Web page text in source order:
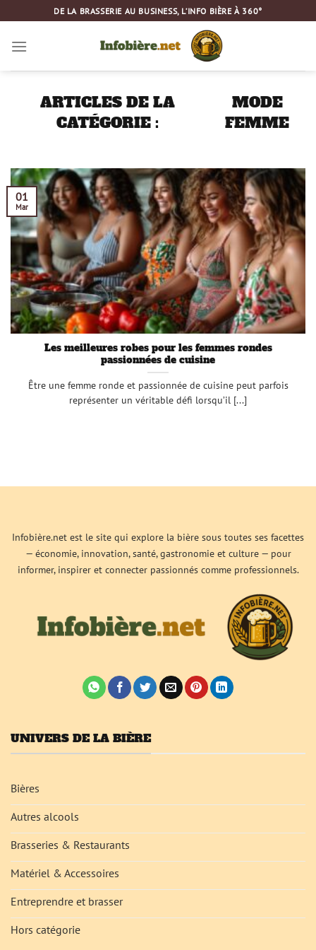
au
contenu
DE LA BRASSERIE AU BUSINESS, L’INFO BIÈRE À 360°
MODE
FEMME
Les meilleures robes pour les femmes rondes
passionnées de cuisine
Être une femme ronde et passionnée de cuisine peut parfois
représenter un véritable défi lorsqu’il [...]
01
Mar
Infobière.net est le site qui explore la bière sous toutes ses facettes
— économie, innovation, santé, gastronomie et culture — pour
informer, inspirer et connecter passionnés comme professionnels.
UNIVERS DE LA BIÈRE
Bières
Autres alcools
Brasseries & Restaurants
Matériel & Accessoires
Entreprendre et brasser
Hors catégorie